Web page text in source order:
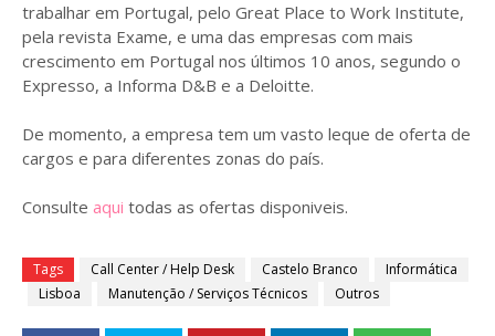
trabalhar em Portugal, pelo Great Place to Work Institute,
pela revista Exame, e uma das empresas com mais
crescimento em Portugal nos últimos 10 anos, segundo o
Expresso, a Informa D&B e a Deloitte.
De momento, a empresa tem um vasto leque de oferta de
cargos e para diferentes zonas do país.
Consulte aqui todas as ofertas disponiveis.
Tags Call Center / Help Desk Castelo Branco
Informática
Lisboa
Manutenção / Serviços Técnicos Outros